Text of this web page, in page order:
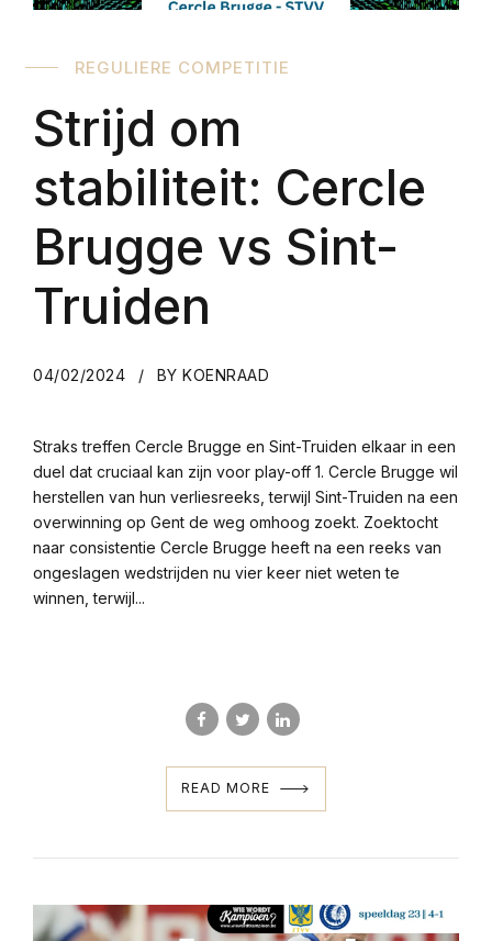
REGULIERE COMPETITIE
Strijd om
stabiliteit: Cercle
Brugge vs Sint-
Truiden
04/02/2024 BY KOENRAAD
Straks treffen Cercle Brugge en Sint-Truiden elkaar in een
duel dat cruciaal kan zijn voor play-off 1. Cercle Brugge wil
herstellen van hun verliesreeks, terwijl Sint-Truiden na een
overwinning op Gent de weg omhoog zoekt. Zoektocht
naar consistentie Cercle Brugge heeft na een reeks van
ongeslagen wedstrijden nu vier keer niet weten te
winnen, terwijl...
READ MORE